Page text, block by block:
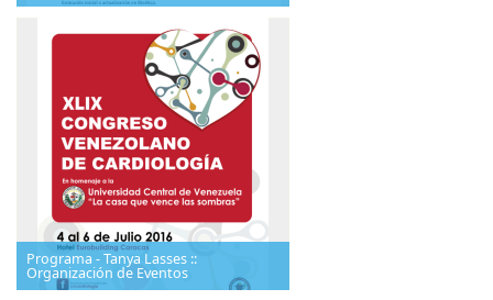
Programa - Tanya Lasses ::
Organización de Eventos